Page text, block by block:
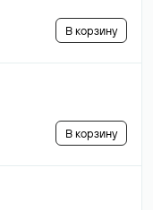
В корзину
В корзину